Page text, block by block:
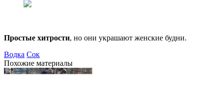
Простые хитрости, но они украшают женские будни.
Водка Сок
Похожие материалы